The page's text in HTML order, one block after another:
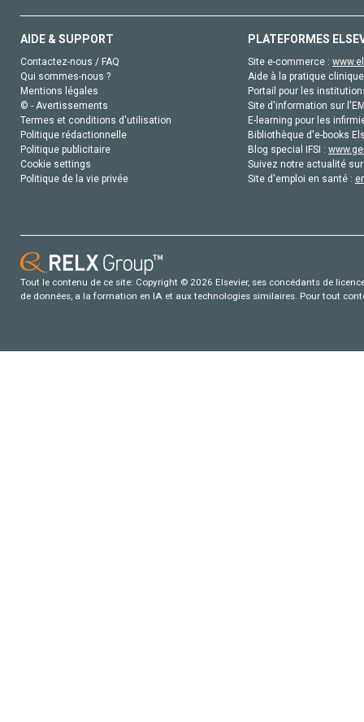
AIDE & SUPPORT
Contactez-nous / FAQ
Qui sommes-nous ?
Mentions légales
© - Avertissements
Termes et conditions d'utilisation
Politique rédactionnelle
Politique publicitaire
Cookie settings
Politique de la vie privée
PLATEFORMES
Site e-commerce :
Aide à la pratique
Portail pour les
Site d'information sur
E-learning pour les
Bibliothèque d'e-books
Blog special IFSI :
Suivez notre actualité
Site d'emploi en santé :
Tout le contenu de ce site: Copyright © 2026 Elsevier, ses concédants de
de données, a la formation en IA et aux technologies similaires. Pour tout